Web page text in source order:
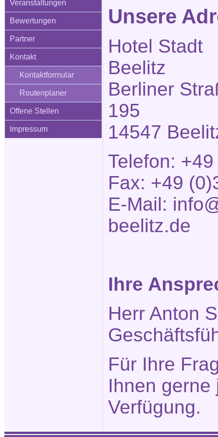
Veranstaltungen
Bewertungen
Partner
Kontakt
Kontaktformular
Routenplaner
Offene Stellen
Impressum
Unsere
Hotel Stadt
Beelitz
Berliner
195
14547
Telefon:
Fax: +49
E-Mail:
beelitz.de
Ihre
Herr Anton
Für Ihre
Ihnen gerne
Verfügung.